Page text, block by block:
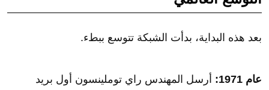
بعد هذه البداية، بدأت الشبكة تتوسع ببطء.
عام 1971:
أرسل المهندس راي توملينسون أول بريد